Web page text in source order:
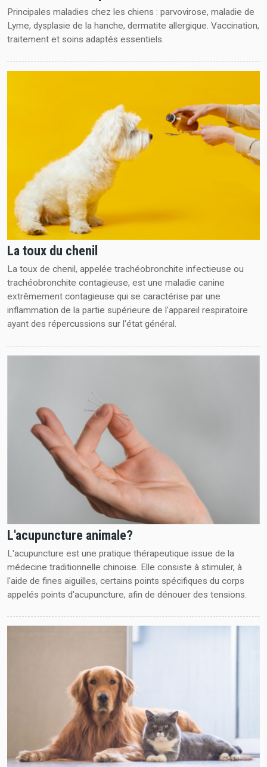
Principales maladies chez les chiens : parvovirose, maladie de
Lyme, dysplasie de la hanche, dermatite allergique. Vaccination,
traitement et soins adaptés essentiels.
La toux du chenil
La toux de chenil, appelée trachéobronchite infectieuse ou
trachéobronchite contagieuse, est une maladie canine
extrêmement contagieuse qui se caractérise par une
inflammation de la partie supérieure de l'appareil respiratoire
ayant des répercussions sur l'état général.
L'acupuncture animale?
L'acupuncture est une pratique thérapeutique issue de la
médecine traditionnelle chinoise. Elle consiste à stimuler, à
l'aide de fines aiguilles, certains points spécifiques du corps
appelés points d'acupuncture, afin de dénouer des tensions.